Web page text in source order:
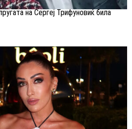
на Сергеј Трифуновиќ била